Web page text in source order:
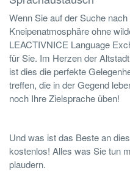
Wenn Sie auf der Suche
Kneipenatmosphäre ohne
LEACTIVNICE Language
für Sie. Im Herzen der
ist dies die perfekte
treffen, die in der Gegend
noch Ihre Zielsprache üben!
Und was ist das Beste an
kostenlos! Alles was Sie tun
plaudern.